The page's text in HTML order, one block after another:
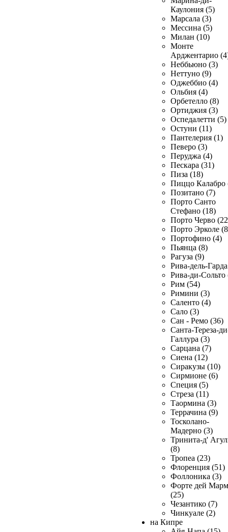
Каулония (5)
Марсала (3)
Мессина (5)
Милан (10)
Монте
Арджентарио
Неббьюно (3)
Неттуно (9)
Оджеббио (4)
Ольбия (4)
Орбетелло (8)
Ортиджия (3)
Оспедалетти (5)
Остуни (11)
Пантелерия (1)
Певеро (3)
Перуджа (4)
Пескара (31)
Пиза (18)
Пиццо Калабро
Позитано (7)
Порто Санто
Стефано (18)
Порто Черво
Порто Эрколе
Портофино (4)
Пьянца (8)
Рагуза (9)
Рива-дель-
Рива-ди-Сольто
Рим (54)
Римини (3)
Саленто (4)
Сало (3)
Сан - Ремо (36)
Санта-Тереза-
Галлура (3)
Сарцана (7)
Сиена (12)
Сиракузы (10)
Сирмионе (6)
Специя (5)
Стреза (11)
Таормина (3)
Террачина (9)
Тосколано-
Мадерно (3)
Тринита-д'
(8)
Тропеа (23)
Флоренция (51)
Фоллоника (3)
Форте дей
(25)
Чезантико (7)
Чинкуале (2)
на Кипре